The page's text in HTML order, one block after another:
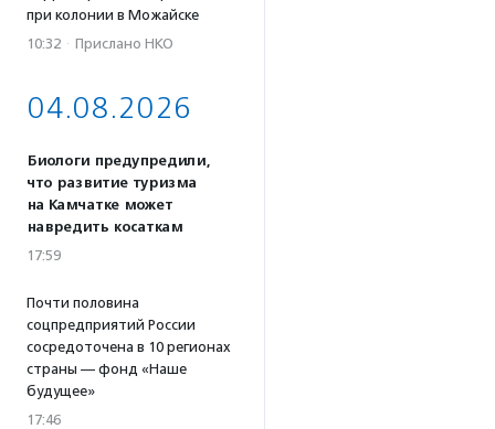
при колонии в Можайске
10:32 · Прислано НКО
04.08.2026
Биологи предупредили,
что развитие туризма
на Камчатке может
навредить косаткам
17:59
Почти половина
соцпредприятий России
сосредоточена в 10 регионах
страны — фонд «Наше
будущее»
17:46